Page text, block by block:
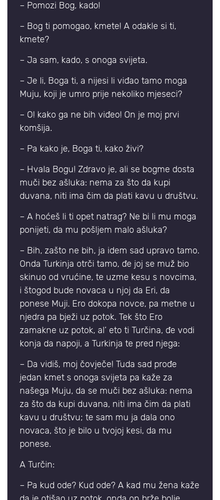
– Pomozi Bog, kado!
– Bog ti pomogao, kmete! A odakle si ti,
kmete?
– Ja sam, kado, s onoga svijeta.
– Je li, Boga ti, a nijesi li viđao tamo moga
Muju, koji je umro prije nekoliko mjeseci?
– O! kako ga ne bih viđeo! On je moj prvi
komšija.
– Pa kako je, Boga ti, kako živi?
– Hvala Bogu! Zdravo je, ali se bogme dosta
muči bez ašluka: nema za što da kupi
duvana, niti ima čim da plati kavu u društvu.
– A hoćeš li ti opet natrag? Ne bi li mu moga
ponijeti, da mu pošljem malo ašluka?
– Bih, zašto ne bih, ja idem sad upravo tamo.
Onda Turkinja otrči tamo, đe joj se muž bio
skinuo od vrućine, te uzme kesu s novcima,
i štogod bude novaca u njoj da Eri, da
ponese Muji. Ero dokopa novce, pa metne u
njedra pa bježi uz potok. Tek što Ero
zamakne uz potok, al’ eto ti Turčina, đe vodi
konja da napoji, a Turkinja te pred njega:
– Da vidiš, moj čovječe! Tuda sad prođe
jedan kmet s onoga svijeta pa kaže za
našega Muju, da se muči bez ašluka: nema
za što da kupi duvana, niti ima čim da plati
kavu u društvu; te sam mu ja dala ono
novaca, što je bilo u tvojoj kesi, da mu
ponese.
A Turčin:
– Pa kud ode? Kud ode? A kad mu žena kaže